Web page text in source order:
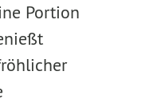
Portion